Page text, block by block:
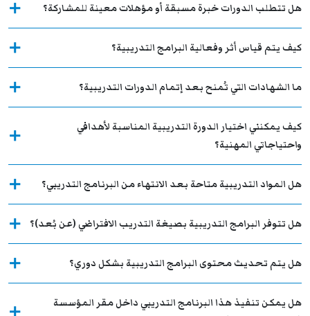
هل تتطلب الدورات خبرة مسبقة أو مؤهلات معينة للمشاركة؟
كيف يتم قياس أثر وفعالية البرامج التدريبية؟
ما الشهادات التي تُمنح بعد إتمام الدورات التدريبية؟
كيف يمكنني اختيار الدورة التدريبية المناسبة لأهدافي
واحتياجاتي المهنية؟
هل المواد التدريبية متاحة بعد الانتهاء من البرنامج التدريبي؟
هل تتوفر البرامج التدريبية بصيغة التدريب الافتراضي (عن بُعد)؟
هل يتم تحديث محتوى البرامج التدريبية بشكل دوري؟
هل يمكن تنفيذ هذا البرنامج التدريبي داخل مقر المؤسسة